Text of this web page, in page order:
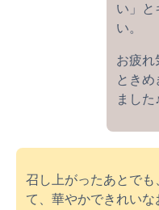
い」と
い。
お疲れ
とき
ました
召し上がったあとでも
て、華やかできれい